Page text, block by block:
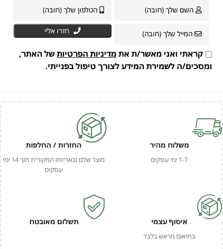
חזרו אליי
קראתי ואני מאשר/ת את מדיניות הפרטיות של האתר,
ומסכים/ה לשמירת המידע לצורך טיפול בפנייתי.
משלוח מהיר
1-7 ימי עסקים
החזרות / החלפות
מוצר שלם ובאריזתו המקורית תוך 14 ימי
עסקים
איסוף עצמי
בתיאום מראש בלבד
תשלום מאובטח